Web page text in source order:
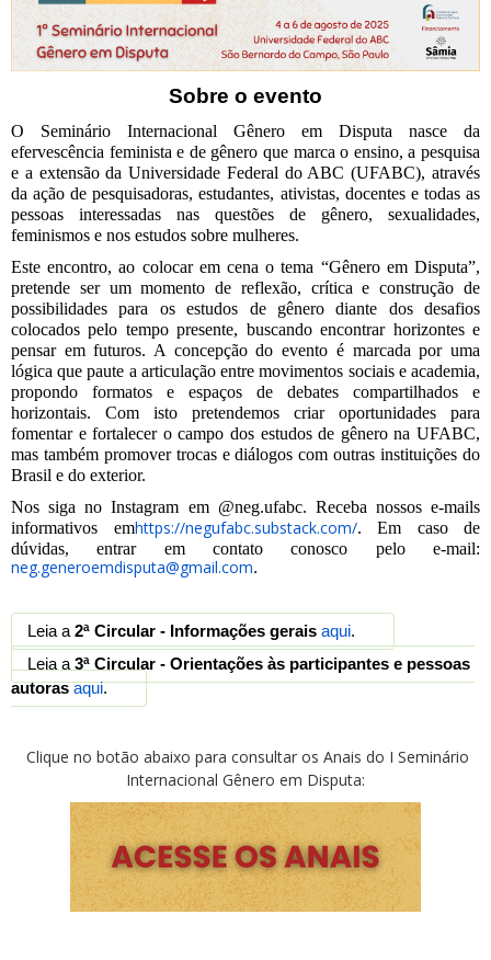
Sobre o evento
O Seminário Internacional Gênero em Disputa nasce da
efervescência feminista e de gênero que marca o ensino, a pesquisa
e a extensão da Universidade Federal do ABC (UFABC), através
da ação de pesquisadoras, estudantes, ativistas, docentes e todas as
pessoas interessadas nas questões de gênero, sexualidades,
feminismos e nos estudos sobre mulheres.
Este encontro, ao colocar em cena o tema “Gênero em Disputa”,
pretende ser um momento de reflexão, crítica e construção de
possibilidades para os estudos de gênero diante dos desafios
colocados pelo tempo presente, buscando encontrar horizontes e
pensar em futuros. A concepção do evento é marcada por uma
lógica que paute a articulação entre movimentos sociais e academia,
propondo formatos e espaços de debates compartilhados e
horizontais. Com isto pretendemos criar oportunidades para
fomentar e fortalecer o campo dos estudos de gênero na UFABC,
mas também promover trocas e diálogos com outras instituições do
Brasil e do exterior.
Nos siga no Instagram em @neg.ufabc. Receba nossos e-mails
informativos emhttps://negufabc.substack.com/. Em caso de
neg.generoemdisputa@gmail.com.
Leia a 2ª Circular - Informações gerais aqui.
Leia a 3ª Circular - Orientações às participantes e pessoas
autoras aqui.
Clique no botão abaixo para consultar os Anais do I Seminário
Internacional Gênero em Disputa: